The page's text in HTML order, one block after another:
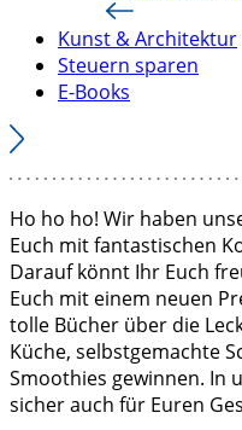
Kunst & Architektur
Steuern sparen
E-Books
Ho ho ho! Wir haben
Euch mit fantastischen
Darauf könnt Ihr Euch
Euch mit einem neuen
tolle Bücher über die
Küche, selbstgemachte
Smoothies gewinnen. In
sicher auch für Euren